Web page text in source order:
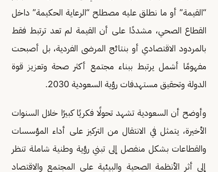
“القيمة” أو ما نطلق عليه مصطلح “الرعاية الحكيمة” داخل
القطاع الصحي، مشددًا على أن القيمة لم تعد ترتبط فقط
بالمردود الاقتصادي أو بنتائج المرضى الفردية، بل أصبحت
مفهومًا أشمل يرتبط ببناء مجتمع أكثر صحة وتعزيز قوة
الدولة وتحقيق مستهدفات رؤية السعودية 2030.
وأوضح أن السعودية تشهد تحولًا فكريًا كبيرًا خلال السنوات
الأخيرة، يتمثل في الانتقال من التركيز على أداء المؤسسات
والقطاعات بشكل منفصل إلى تبني رؤية وطنية شاملة تنظر
إلى أثر الأنظمة الصحية والبيئية على المجتمع والاقتصاد